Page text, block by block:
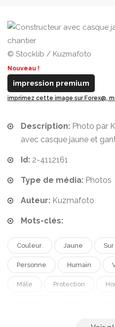
© Stocklib / Kuzmafoto
Nouveau !
impression premium
imprimez cette image sur Forex@,
Description: Photo par
avec casque jaune et
Id: 2-4112161
Type de média: Photos
Auteur: Kuzmafoto
Mots-clés:
Couleur. Jaune Sur
Personne Humain
Mâle Protection
Industrie